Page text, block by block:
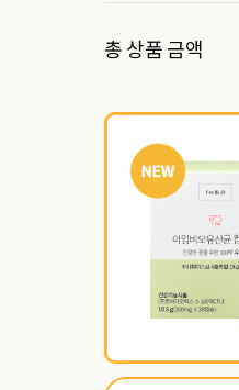
총 상품 금액